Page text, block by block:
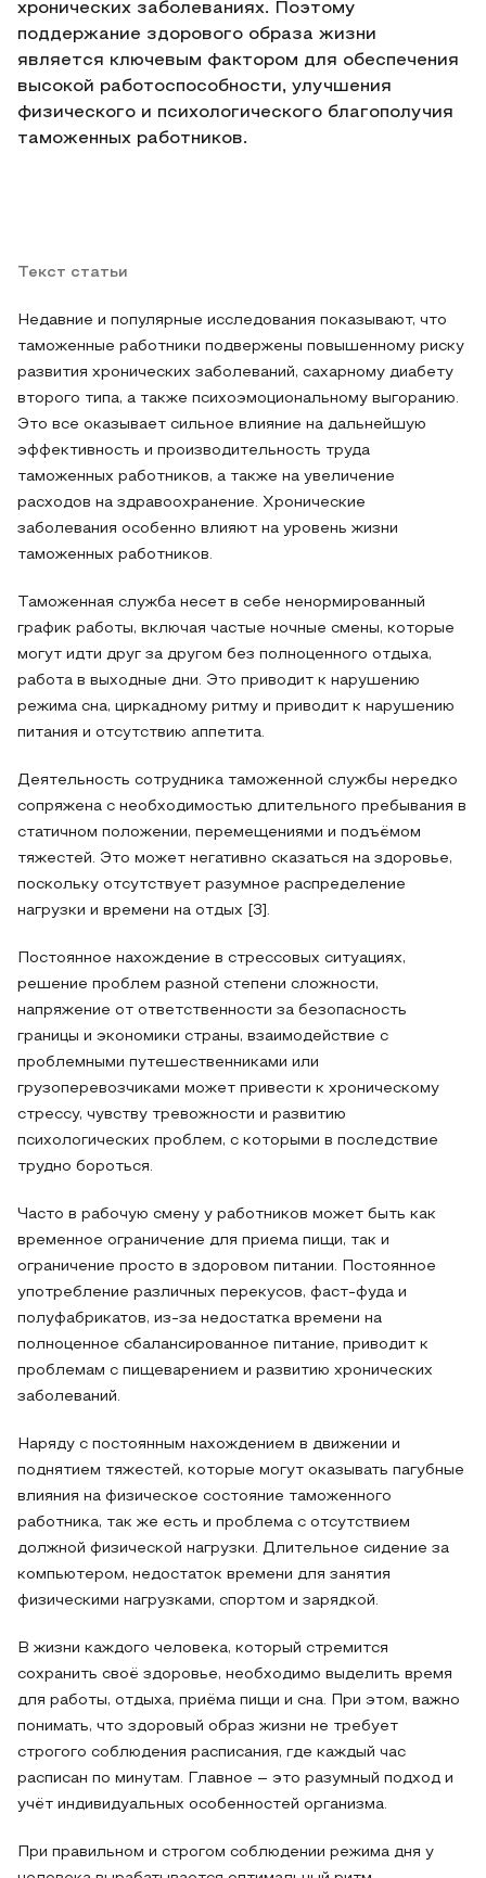
хронических заболеваниях. Поэтому
поддержание здорового образа жизни
является ключевым фактором для обеспечения
высокой работоспособности, улучшения
физического и психологического благополучия
таможенных работников.
Текст статьи
Недавние и популярные исследования показывают, что
таможенные работники подвержены повышенному риску
развития хронических заболеваний, сахарному диабету
второго типа, а также психоэмоциональному выгоранию.
Это все оказывает сильное влияние на дальнейшую
эффективность и производительность труда
таможенных работников, а также на увеличение
расходов на здравоохранение. Хронические
заболевания особенно влияют на уровень жизни
таможенных работников.
Таможенная служба несет в себе ненормированный
график работы, включая частые ночные смены, которые
могут идти друг за другом без полноценного отдыха,
работа в выходные дни. Это приводит к нарушению
режима сна, циркадному ритму и приводит к нарушению
питания и отсутствию аппетита.
Деятельность сотрудника таможенной службы нередко
сопряжена с необходимостью длительного пребывания в
статичном положении, перемещениями и подъёмом
тяжестей. Это может негативно сказаться на здоровье,
поскольку отсутствует разумное распределение
нагрузки и времени на отдых [3].
Постоянное нахождение в стрессовых ситуациях,
решение проблем разной степени сложности,
напряжение от ответственности за безопасность
границы и экономики страны, взаимодействие с
проблемными путешественниками или
грузоперевозчиками может привести к хроническому
стрессу, чувству тревожности и развитию
психологических проблем, с которыми в последствие
трудно бороться.
Часто в рабочую смену у работников может быть как
временное ограничение для приема пищи, так и
ограничение просто в здоровом питании. Постоянное
употребление различных перекусов, фаст-фуда и
полуфабрикатов, из-за недостатка времени на
полноценное сбалансированное питание, приводит к
проблемам с пищеварением и развитию хронических
заболеваний.
Наряду с постоянным нахождением в движении и
поднятием тяжестей, которые могут оказывать пагубные
влияния на физическое состояние таможенного
работника, так же есть и проблема с отсутствием
должной физической нагрузки. Длительное сидение за
компьютером, недостаток времени для занятия
физическими нагрузками, спортом и зарядкой.
В жизни каждого человека, который стремится
сохранить своё здоровье, необходимо выделить время
для работы, отдыха, приёма пищи и сна. При этом, важно
понимать, что здоровый образ жизни не требует
строгого соблюдения расписания, где каждый час
расписан по минутам. Главное – это разумный подход и
учёт индивидуальных особенностей организма.
При правильном и строгом соблюдении режима дня у